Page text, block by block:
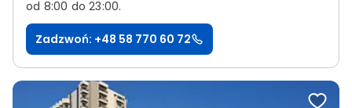
od 8:00 do 23:00.
Zadzwoń: +48 58 770 60 72